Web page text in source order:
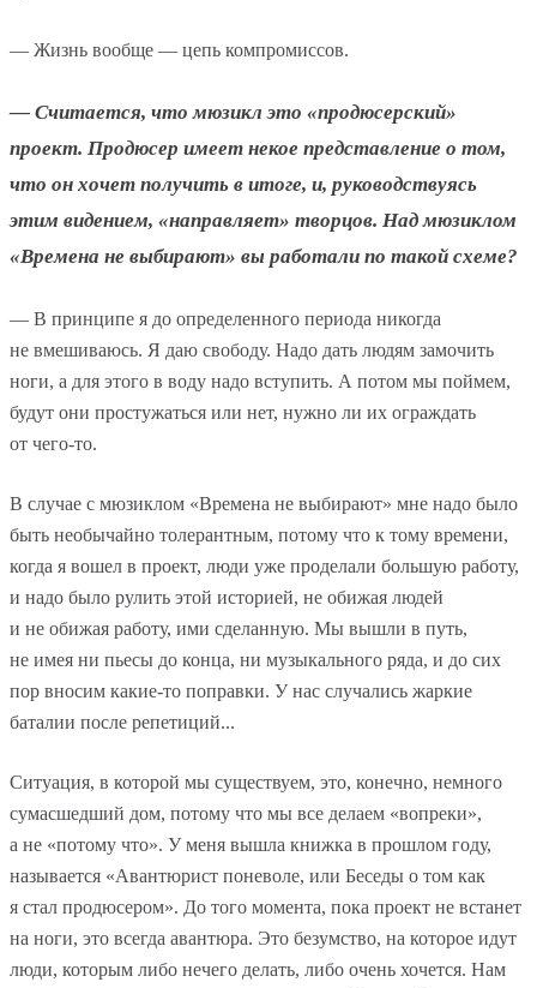
— Жизнь вообще — цепь компромиссов.
— Считается, что мюзикл это «продюсерский»
проект. Продюсер имеет некое представление о том,
что он хочет получить в итоге, и, руководствуясь
этим видением, «направляет» творцов. Над мюзиклом
«Времена не выбирают» вы работали по такой схеме?
— В принципе я до определенного периода никогда
не вмешиваюсь. Я даю свободу. Надо дать людям замочить
ноги, а для этого в воду надо вступить. А потом мы поймем,
будут они простужаться или нет, нужно ли их ограждать
от чего-то.
В случае с мюзиклом «Времена не выбирают» мне надо было
быть необычайно толерантным, потому что к тому времени,
когда я вошел в проект, люди уже проделали большую работу,
и надо было рулить этой историей, не обижая людей
и не обижая работу, ими сделанную. Мы вышли в путь,
не имея ни пьесы до конца, ни музыкального ряда, и до сих
пор вносим какие-то поправки. У нас случались жаркие
баталии после репетиций...
Ситуация, в которой мы существуем, это, конечно, немного
сумасшедший дом, потому что мы все делаем «вопреки»,
а не «потому что». У меня вышла книжка в прошлом году,
называется «Авантюрист поневоле, или Беседы о том как
я стал продюсером». До того момента, пока проект не встанет
на ноги, это всегда авантюра. Это безумство, на которое идут
люди, которым либо нечего делать, либо очень хочется. Нам